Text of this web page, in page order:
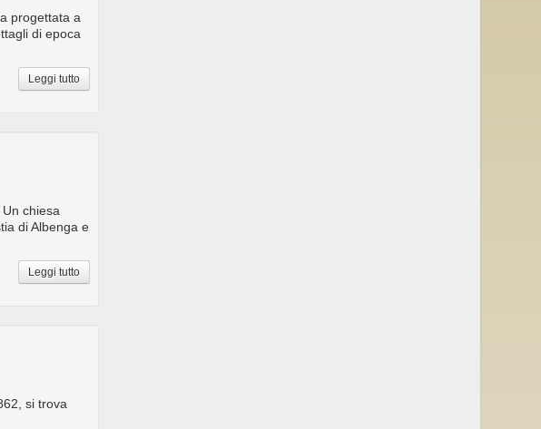
progettata a
di epoca
Leggi tutto
chiesa
di Albenga e
Leggi tutto
si trova